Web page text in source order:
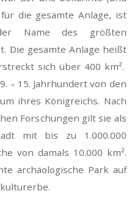
die gesamte Anlage, ist
Name des größten
Die gesamte Anlage heißt
sich über 400 km².
– 15. Jahrhundert von den
ihres Königreichs. Nach
Forschungen gilt sie als
mit bis zu 1.000.000
von damals 10.000 km².
archäologische Park auf